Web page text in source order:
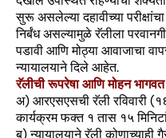
सुरू असलेल्या दहावीच्या
निर्बंध असल्यामुळे रॅलीला
पडावी आणि मोठ्या आवाजाचा
न्यायालयाने दिले आहेत.
रॅलीची रूपरेषा आणि मोहन भागवत
अ) आरएसएसची रॅली रविवारी
कार्यक्रम फक्त १ तास १५
ब) न्यायालयाने रॅली कोणाच्याही